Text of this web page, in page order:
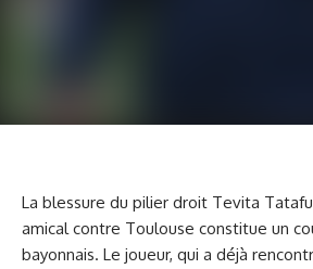
La blessure du pilier droit Tevita
amical contre Toulouse constitue un
bayonnais. Le joueur, qui a déjà